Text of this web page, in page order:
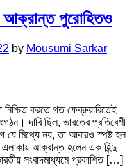
আক্রান্ত পুরোহিতও
by Mousumi Sarkar
করতে গত ফেব্রুয়ারিতেই
দাবি ছিল, ভারতের প্রতিবেশী
যে মিথ্যে নয়, তা আবারও স্পষ্ট হল
এলাকায় আক্রান্ত হলেন এক হিন্দু
সংবাদমাধ্যমে প্রকাশিত […]